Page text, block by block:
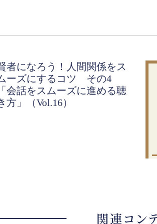
者になろう！人間関係をス
ーズにするコツ その4
「会話をスムーズに進める聴
方」（Vol.16）
関連コン